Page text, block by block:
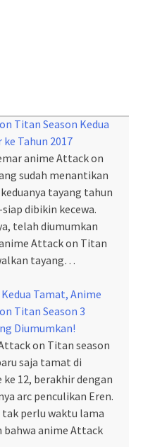
Titan Season Kedua
ke Tahun 2017
anime Attack on
sudah menantikan
tayang tahun
dibikin kecewa.
telah diumumkan
Attack on Titan
tayang…
Tamat, Anime
Titan Season 3
Diumumkan!
on Titan season
saja tamat di
ke 12, berakhir dengan
arc penculikan Eren.
tak perlu waktu lama
anime Attack